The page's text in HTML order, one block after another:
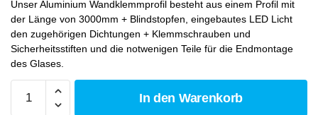
Unser Aluminium Wandklemmprofil besteht aus einem Profil mit
der Länge von 3000mm + Blindstopfen, eingebautes LED Licht
den zugehörigen Dichtungen + Klemmschrauben und
Sicherheitsstiften und die notwenigen Teile für die Endmontage
des Glases.
In den Warenkorb